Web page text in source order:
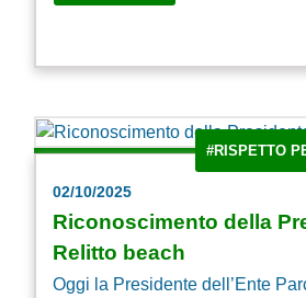
#RISPETTO
02/10/2025
Riconoscimento della
Relitto beach
Oggi la Presidente dell’Ente